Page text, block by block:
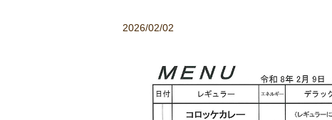
2026/02/02